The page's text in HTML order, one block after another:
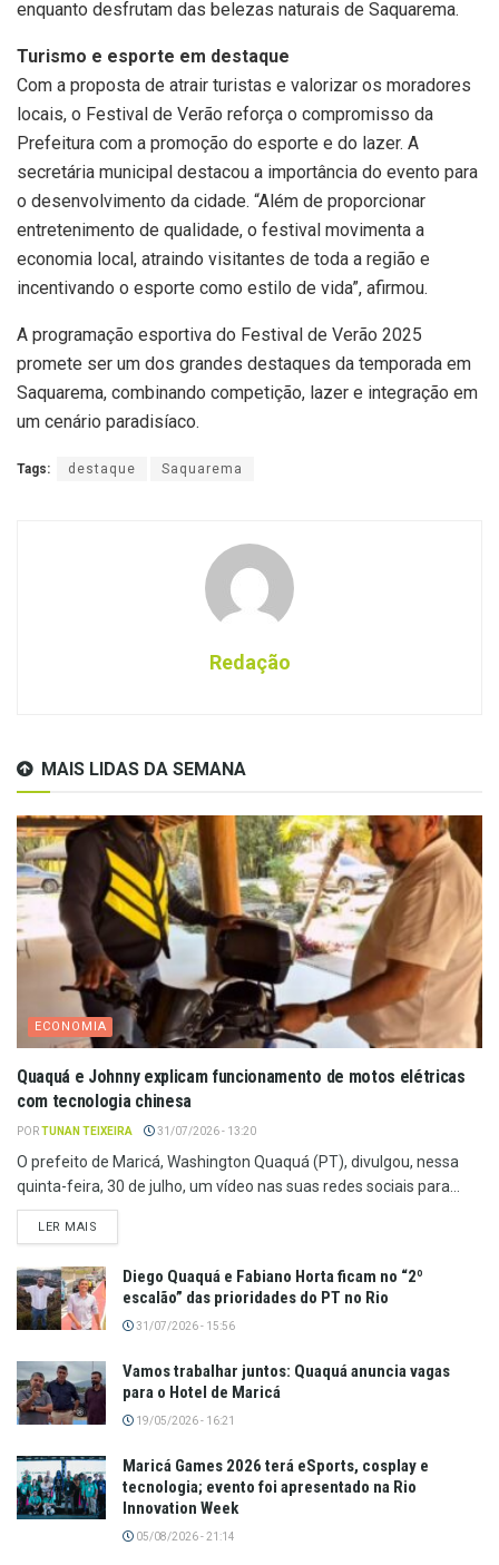
enquanto desfrutam das belezas naturais de Saquarema.
Turismo e esporte em destaque
Com a proposta de atrair turistas e valorizar os moradores
locais, o Festival de Verão reforça o compromisso da
Prefeitura com a promoção do esporte e do lazer. A
secretária municipal destacou a importância do evento para
o desenvolvimento da cidade. “Além de proporcionar
entretenimento de qualidade, o festival movimenta a
economia local, atraindo visitantes de toda a região e
incentivando o esporte como estilo de vida”, afirmou.
A programação esportiva do Festival de Verão 2025
promete ser um dos grandes destaques da temporada em
Saquarema, combinando competição, lazer e integração em
um cenário paradisíaco.
Tags: destaque Saquarema
Redação
MAIS LIDAS DA SEMANA
ECONOMIA
Quaquá e Johnny explicam funcionamento de motos elétricas
com tecnologia chinesa
PORTUNAN TEIXEIRA 31/07/2026 - 13:20
O prefeito de Maricá, Washington Quaquá (PT), divulgou, nessa
quinta-feira, 30 de julho, um vídeo nas suas redes sociais para...
LER MAIS
Diego Quaquá e Fabiano Horta ficam no “2º
escalão” das prioridades do PT no Rio
31/07/2026 - 15:56
Vamos trabalhar juntos: Quaquá anuncia vagas
para o Hotel de Maricá
19/05/2026 - 16:21
Maricá Games 2026 terá eSports, cosplay e
tecnologia; evento foi apresentado na Rio
Innovation Week
05/08/2026 - 21:14